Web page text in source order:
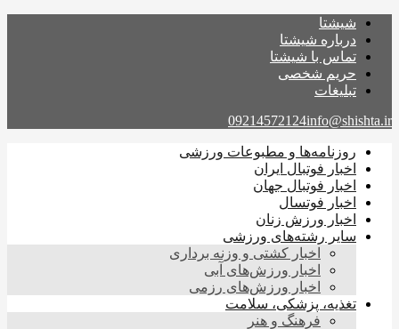
شیشتا
درباره شیشتا
تماس با شیشتا
حریم شخصی
تبلیغات
09214572124info@shishta.ir
روزنامه‌ها و مطبوعات ورزشی
اخبار فوتبال ایران
اخبار فوتبال جهان
اخبار فوتسال
اخبار ورزش زنان
سایر رشته‌های ورزشی
اخبار کشتی و وزنه برداری
اخبار ورزش‌های آبی
اخبار ورزش‌های رزمی
تغذیه، پزشکی، سلامت
فرهنگ و هنر